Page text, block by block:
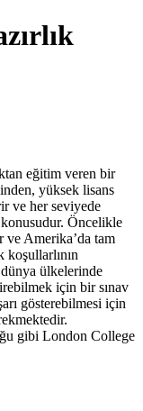
eğitim veren bir
yüksek lisans
ve her seviyede
Öncelikle
Amerika’da tam
ülkelerinde
için bir sınav
gösterebilmesi için
gibi London College